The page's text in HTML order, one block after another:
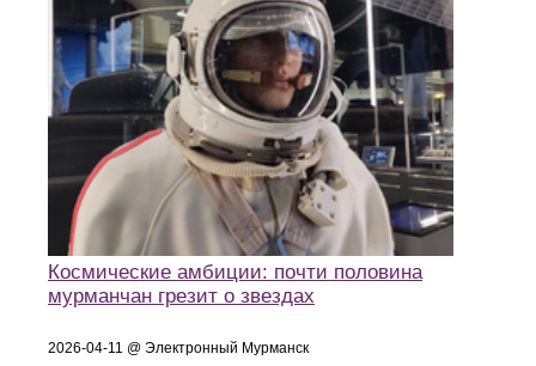
Космические амбиции: почти половина
мурманчан грезит о звездах
2026-04-11 @ Электронный Мурманск